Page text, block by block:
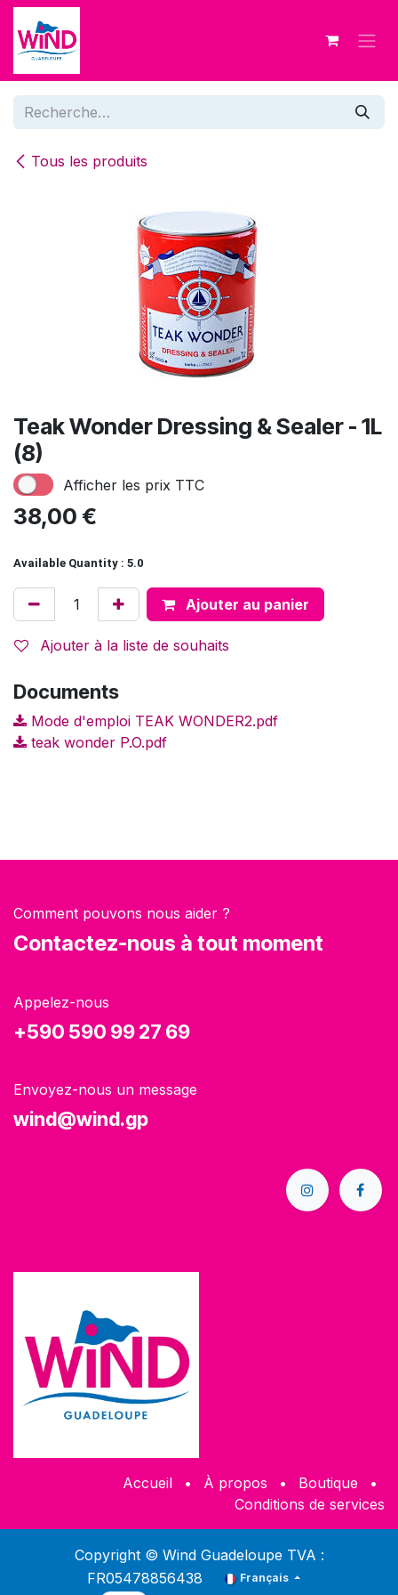
Se rendre au contenu
Tous les produits
Teak Wonder Dressing & Sealer - 1L
(8)
Afficher les prix TTC
38,00 €
Available Quantity : 5.0
Ajouter au panier
Ajouter à la liste de souhaits
Documents
Mode d'emploi TEAK WONDER2.pdf
teak wonder P.O.pdf
Comment pouvons nous aider ?
Contactez-nous à tout moment
Appelez-nous
+590 590 99 27 69
Envoyez-nous un message
wind@wind.gp
Accueil • À propos • Boutique
•
Conditions de services
Copyright © Wind Guadeloupe TVA :
FR05478856438
Français